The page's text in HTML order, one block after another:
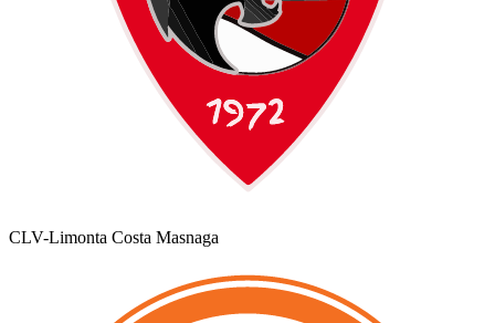
CLV-Limonta Costa Masnaga